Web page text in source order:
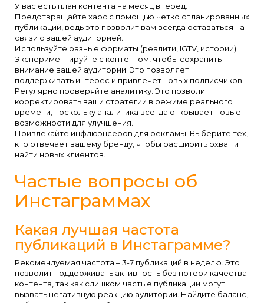
У вас есть план контента на месяц вперед.
Предотвращайте хаос с помощью четко спланированных
публикаций, ведь это позволит вам всегда оставаться на
связи с вашей аудиторией.
Используйте разные форматы (реалити, IGTV, истории).
Экспериментируйте с контентом, чтобы сохранить
внимание вашей аудитории. Это позволяет
поддерживать интерес и привлечет новых подписчиков.
Регулярно проверяйте аналитику. Это позволит
корректировать ваши стратегии в режиме реального
времени, поскольку аналитика всегда открывает новые
возможности для улучшения.
Привлекайте инфлюэнсеров для рекламы. Выберите тех,
кто отвечает вашему бренду, чтобы расширить охват и
найти новых клиентов.
Частые вопросы об
Инстаграммах
Какая лучшая частота
публикаций в Инстаграмме?
Рекомендуемая частота – 3-7 публикаций в неделю. Это
позволит поддерживать активность без потери качества
контента, так как слишком частые публикации могут
вызвать негативную реакцию аудитории. Найдите баланс,